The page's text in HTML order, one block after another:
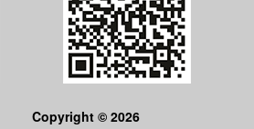
Copyright © 2026